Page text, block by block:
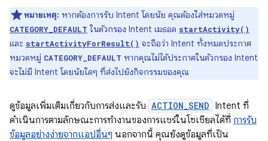
หมายเหตุ: หากต้องการรับ Intent โดยนัย คุณต้องใส่หมวดหมู่
CATEGORY_DEFAULT ในตัวกรอง Intent เมธอด startActivity()
และ startActivityForResult() จะถือว่า Intent ทั้งหมดประกาศ
หมวดหมู่ CATEGORY_DEFAULT หากคุณไม่ได้ประกาศในตัวกรอง Intent
จะไม่มี Intent โดยนัยใดๆ ที่ส่งไปยังกิจกรรมของคุณ
ดูข้อมูลเพิ่มเติมเกี่ยวกับการส่งและรับ ACTION_SEND Intent ที่
ดำเนินการตามลักษณะการทำงานของการแชร์ในโซเชียลได้ที่ การรับ
ข้อมูลอย่างง่ายจากแอปอื่นๆ นอกจากนี้ คุณยังดูข้อมูลที่เป็น